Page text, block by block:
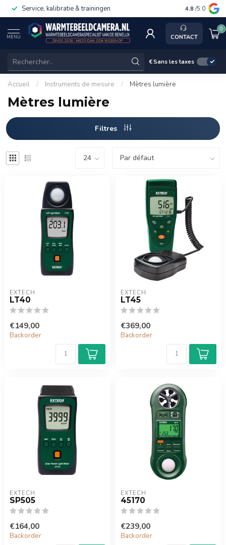
Service, kalibratie & trainingen 4.8 /5.0
MENU CONTACT
0
€Sans les taxes
Accueil / Instruments de mesure / Mètres lumière
Mètres lumière
Filtres
EXTECH
LT40
€149,00
Backorder
EXTECH
LT45
€369,00
Backorder
EXTECH
SP505
€164,00
Backorder
EXTECH
45170
€239,00
Backorder